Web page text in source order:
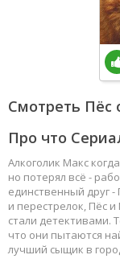
Смотреть Пёс
Про что
Алкоголик Макс
но потерял всё -
единственный друг -
и перестрелок, Пёс
стали детективами.
что они пытаются
лучший сыщик в